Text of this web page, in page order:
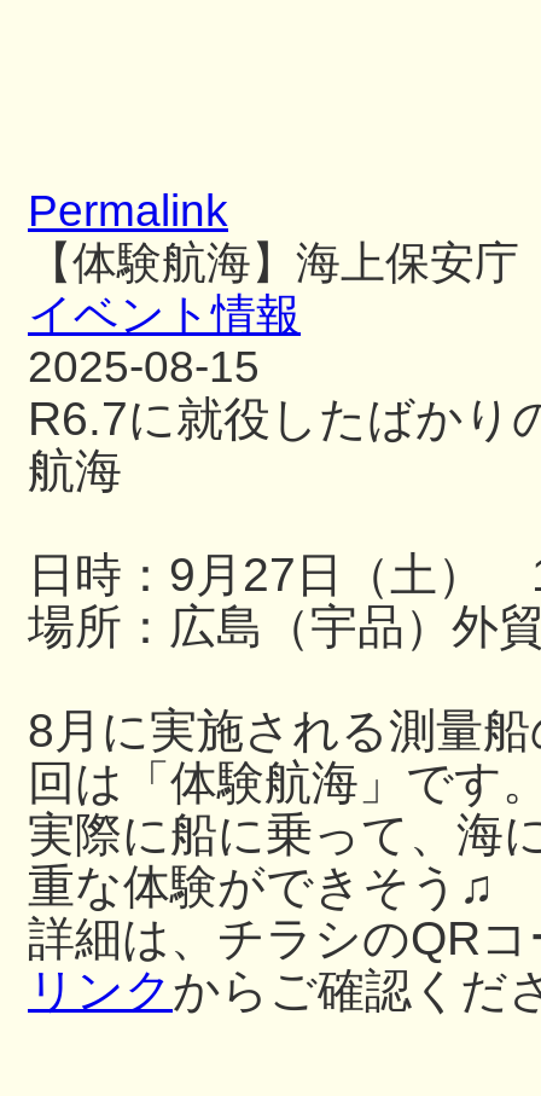
Permalink
【体験航海】海上保安
イベント情報
2025-08-15
R6.7に就役したばかり
航海
日時：9月27日（土）
場所：広島（宇品）外
8月に実施される測量
回は「体験航海」です
実際に船に乗って、海
重な体験ができそう♫
詳細は、チラシのQR
リンクからご確認くだ